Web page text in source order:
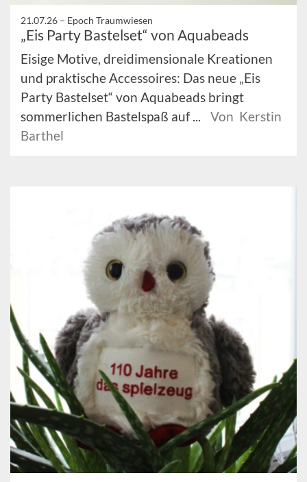
21.07.26 – Epoch Traumwiesen
„Eis Party Bastelset“ von Aquabeads
Eisige Motive, dreidimensionale Kreationen
und praktische Accessoires: Das neue „Eis
Party Bastelset“ von Aquabeads bringt
sommerlichen Bastelspaß auf ...
Von Kerstin
Barthel